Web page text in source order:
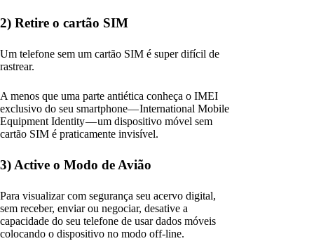
2) Retire o cartão SIM
Um telefone sem um cartão SIM é super difícil de
rastrear.
A menos que uma parte antiética conheça o IMEI
exclusivo do seu smartphone— International Mobile
Equipment Identity — um dispositivo móvel sem
cartão SIM é praticamente invisível.
3) Active o Modo de Avião
Para visualizar com segurança seu acervo digital,
sem receber, enviar ou negociar, desative a
capacidade do seu telefone de usar dados móveis
colocando o dispositivo no modo off-line.